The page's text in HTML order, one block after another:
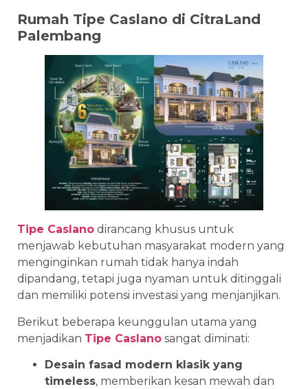
Rumah Tipe Caslano di CitraLand
Palembang
Tipe Caslano dirancang khusus untuk
menjawab kebutuhan masyarakat modern yang
menginginkan rumah tidak hanya indah
dipandang, tetapi juga nyaman untuk ditinggali
dan memiliki potensi investasi yang menjanjikan.
Berikut beberapa keunggulan utama yang
menjadikan Tipe Caslano sangat diminati:
Desain fasad modern klasik yang
timeless, memberikan kesan mewah dan